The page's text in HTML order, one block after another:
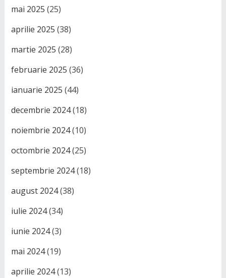
mai 2025 (25)
aprilie 2025 (38)
martie 2025 (28)
februarie 2025 (36)
ianuarie 2025 (44)
decembrie 2024(18)
noiembrie 2024(10)
octombrie 2024(25)
septembrie 2024(18)
august 2024(38)
iulie 2024(34)
iunie 2024(3)
mai 2024(19)
aprilie 2024(13)